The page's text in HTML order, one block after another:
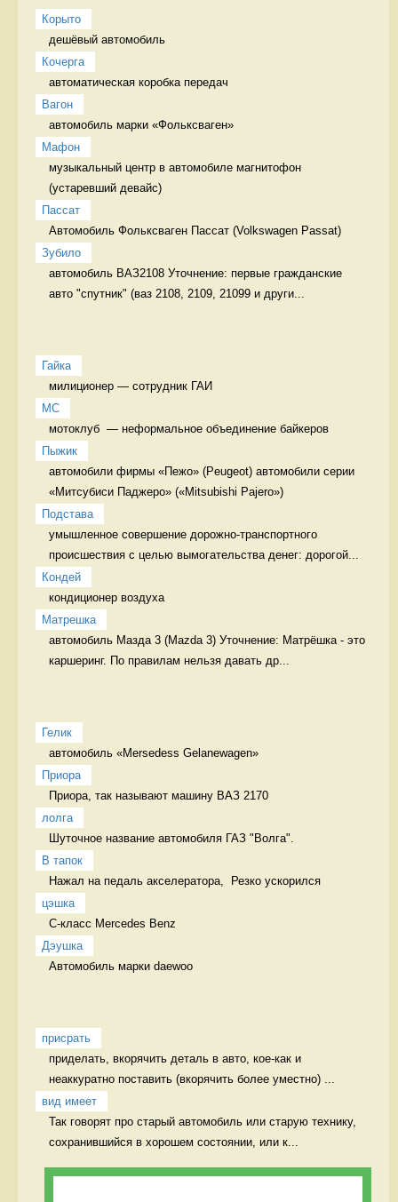
Корыто
дешёвый автомобиль
Кочерга
автоматическая коробка передач
Вагон
автомобиль марки «Фольксваген»
Мафон
музыкальный центр в автомобиле магнитофон
(устаревший девайс)
Пассат
Автомобиль Фольксваген Пассат (Volkswagen Passat)
Зубило
автомобиль ВАЗ2108 Уточнение: первые гражданские
авто "спутник" (ваз 2108, 2109, 21099 и други...
Гайка
милиционер — сотрудник ГАИ
MC
мотоклуб  — неформальное объединение байкеров
Пыжик
автомобили фирмы «Пежо» (Peugeot) автомобили серии
«Митсубиси Паджеро» («Mitsubishi Pajero»)
Подстава
умышленное совершение дорожно-транспортного
происшествия с целью вымогательства денег: дорогой...
Кондей
кондиционер воздуха
Матрешка
автомобиль Мазда 3 (Mazda 3) Уточнение: Матрёшка - это
каршеринг. По правилам нельзя давать др...
Гелик
автомобиль «Mersedess Gelanewagen»
Приора
Приора, так называют машину ВАЗ 2170
лолга
Шуточное название автомобиля ГАЗ "Волга".
В тапок
Нажал на педаль акселератора,  Резко ускорился
цэшка
C-класс Mercedes Benz
Дэушка
Автомобиль марки daewoo
присрать
приделать, вкорячить деталь в авто, кое-как и
неаккуратно поставить (вкорячить более уместно) ...
вид имеет
Так говорят про старый автомобиль или старую технику,
сохранившийся в хорошем состоянии, или к...